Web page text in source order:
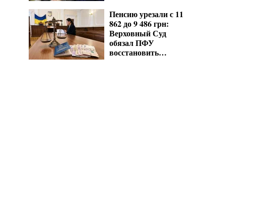
расчета выплат
Пенсию урезали с 11
862 до 9 486 грн:
Верховный Суд
обязал ПФУ
восстановить